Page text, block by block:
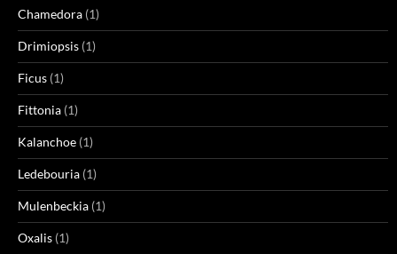
Chamedora (1)
Drimiopsis (1)
Ficus (1)
Fittonia (1)
Kalanchoe (1)
Ledebouria (1)
Mulenbeckia (1)
Oxalis (1)